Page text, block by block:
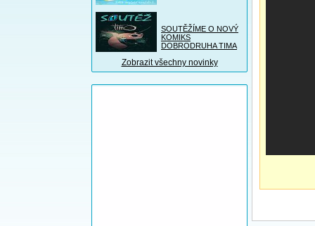
SOUTĚŽÍME O NOVÝ
KOMIKS
DOBRODRUHA TIMA
Zobrazit všechny novinky